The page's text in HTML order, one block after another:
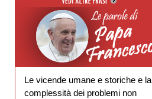
Le vicende umane e storiche e la
complessità dei problemi non